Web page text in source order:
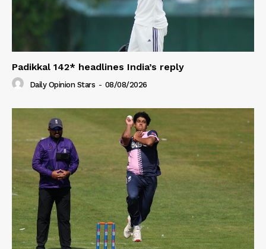
Padikkal 142* headlines India’s reply
Daily Opinion Stars - 08/08/2026